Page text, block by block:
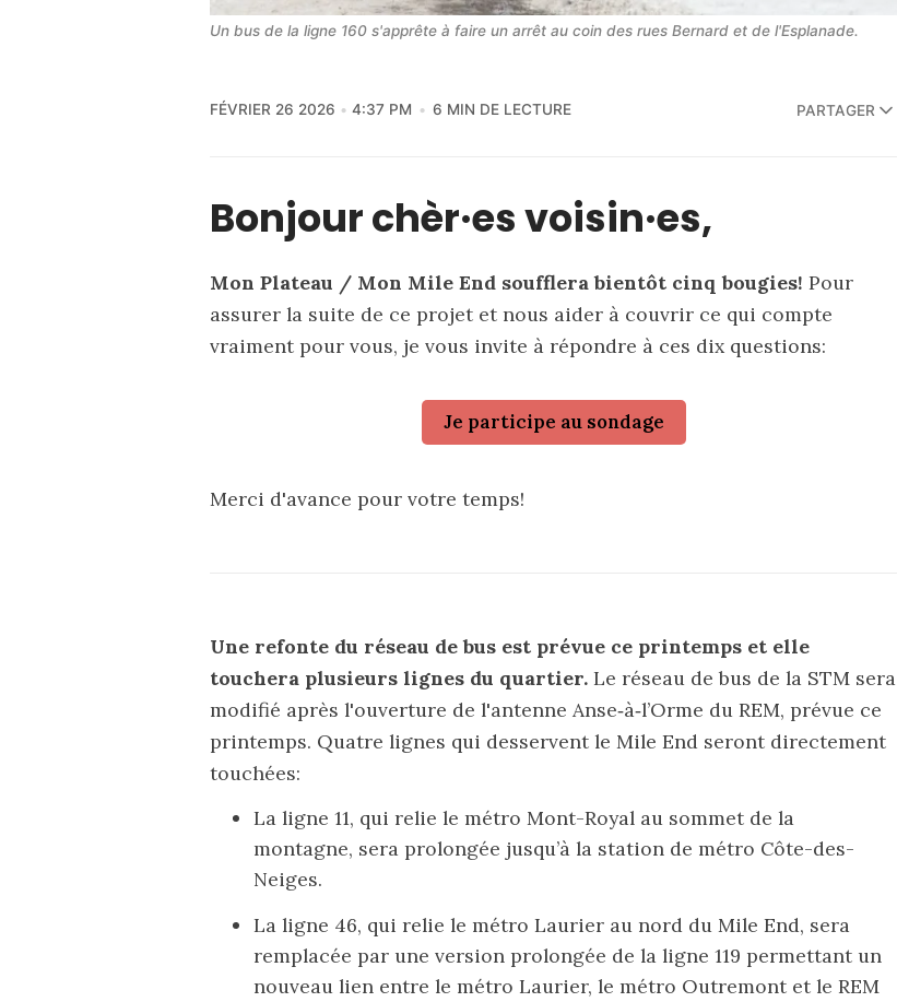
Un bus de la ligne 160 s'apprête à faire un arrêt au coin des rues Bernard et de l'Esplanade.
FÉVRIER 26 2026 4:37 PM 6 MIN DE LECTURE PARTAGER
Bonjour chèr·es voisin·es,
Mon Plateau / Mon Mile End soufflera bientôt cinq bougies! Pour
assurer la suite de ce projet et nous aider à couvrir ce qui compte
vraiment pour vous, je vous invite à répondre à ces dix questions:
Je participe au sondage
Merci d'avance pour votre temps!
Une refonte du réseau de bus est prévue ce printemps et elle
touchera plusieurs lignes du quartier. Le réseau de bus de la STM sera
modifié après l'ouverture de l'antenne Anse‑à‑l’Orme du REM, prévue ce
printemps. Quatre lignes qui desservent le Mile End seront directement
touchées:
La ligne 11, qui relie le métro Mont-Royal au sommet de la
montagne, sera prolongée jusqu’à la station de métro Côte-des-
Neiges.
La ligne 46, qui relie le métro Laurier au nord du Mile End, sera
remplacée par une version prolongée de la ligne 119 permettant un
nouveau lien entre le métro Laurier, le métro Outremont et le REM